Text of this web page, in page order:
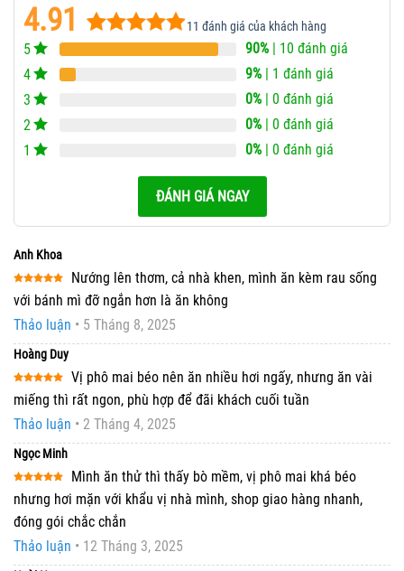
4.91 11 đánh giá của khách hàng
5 90% | 10 đánh giá
4
9% | 1 đánh giá
3
0% | 0 đánh giá
2
0% | 0 đánh giá
1
0% | 0 đánh giá
ĐÁNH GIÁ NGAY
Anh Khoa
hạng55
Nướng lên thơm, cả nhà khen, mình ăn kèm rau sống
với bánh mì đỡ ngắn hơn là ăn không
Thảo luận • 5 Tháng 8, 2025
Hoàng Duy
Được xếp
hạng55
Vị phô mai béo nên ăn nhiều hơi ngấy, nhưng ăn vài
miếng thì rất ngon, phù hợp để đãi khách cuối tuần
Thảo luận • 2 Tháng 4, 2025
Ngọc Minh
hạng55
Mình ăn thử thì thấy bò mềm, vị phô mai khá béo
nhưng hơi mặn với khẩu vị nhà mình, shop giao hàng nhanh,
đóng gói chắc chắn
Thảo luận • 12 Tháng 3, 2025